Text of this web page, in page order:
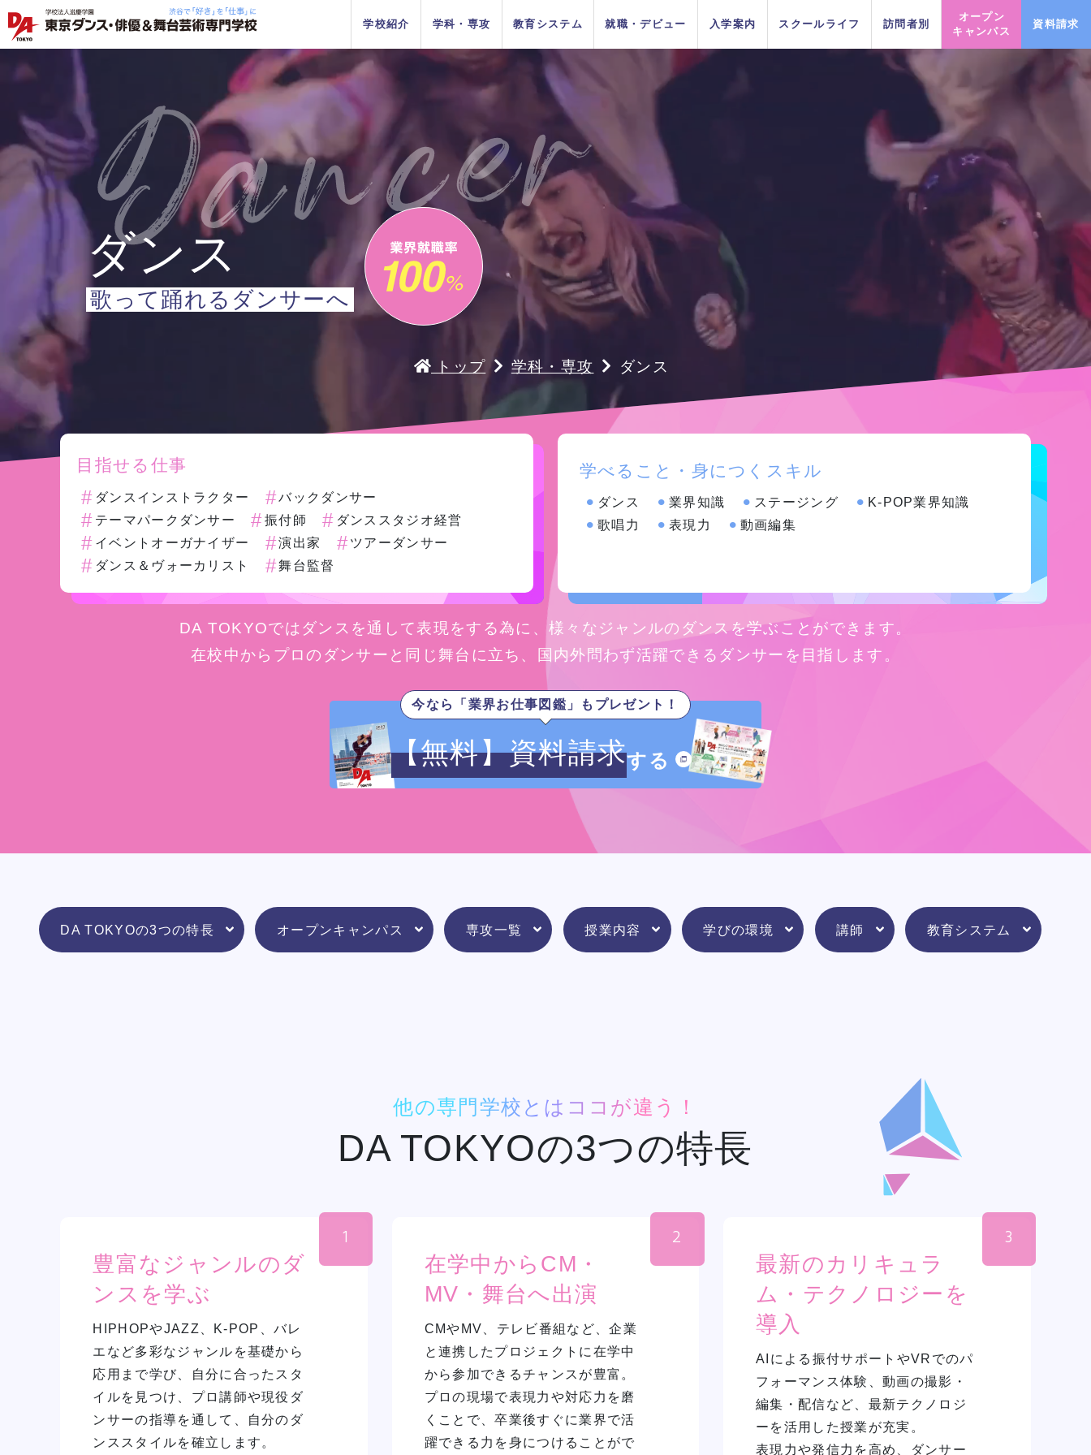
学校紹介
学校紹介
一覧を見る
私たちの目指す
人材育成
施設紹介 所在地&地図
DA TOKYOがお
専門学校と大学
の違い
よくある質問
ソーシャルメデ
情報公開 スタッフ募集
リンク集
PICK UP EVENT
三大テーマパークトリプルレッス
ン
スタイル別 K-POPトリプルレッ 河野駿介氏によるテーマパークダ
ンスレッスン
テーマパークダンスリレー
DA TOKYOのオープンキャンパ
スに参加してみよう！
ちょこっと
イベント一覧を見る
学科・専攻
学科・専攻
一覧を見る
K-POP
高校生のためのオンライ
ン進路選びサポート
PICK UP EVENT
三大テーマパークトリプルレッス
ン
スタイル別 K-POPトリプルレッ 河野駿介氏によるテーマパークダ
ンスレッスン
テーマパークダンスリレー
DA TOKYOのオープンキャンパ
スに参加してみよう！
ちょこっと
イベント一覧を見る
教育システム
教育システム
一覧を見る
企業プロジェク
ト
Wメジャーカリ
キュラム
講師紹介
海外実学教育シ
PICK UP EVENT
三大テーマパークトリプルレッス
ン
スタイル別 K-POPトリプルレッ 河野駿介氏によるテーマパークダ
ンスレッスン
テーマパークダンスリレー
DA TOKYOのオープンキャンパ
スに参加してみよう！
ちょこっと
イベント一覧を見る
就職・デビュー
就職・デビュー
一覧を見る
就職システム
デビューシステ
ム
卒業生×在校生
スペシャル対談
あなたの夢は何
PICK UP EVENT
三大テーマパークトリプルレッス
ン
スタイル別 K-POPトリプルレッ 河野駿介氏によるテーマパークダ
ンスレッスン
テーマパークダンスリレー
DA TOKYOのオープンキャンパ
スに参加してみよう！
ちょこっと
イベント一覧を見る
入学案内
入学案内
一覧を見る
AO入学
一般入学
11月1日
（日）出願
受付開始
推薦入学
10月1日
受付開始
社会人入学
9月1日
（火）出願
受付開始
編入学
出願受付
高等教育の修学
支援新制度
PICK UP EVENT
三大テーマパークトリプルレッス
ン
スタイル別 K-POPトリプルレッ 河野駿介氏によるテーマパークダ
ンスレッスン
テーマパークダンスリレー
DA TOKYOのオープンキャンパ
スに参加してみよう！
ちょこっと
イベント一覧を見る
スクールライフ
スクールライフ
一覧を見る
年間イベントス
ケジュール
DA TOKYOの在
校生
学生生活サポー
ト
DA TOKYOブログ 記事一覧
金澤有希総合プ
イドルグループ
「TSM」との
産学連携による
一弾が集大成！
俳優・声優専攻
舞台終了！
１年間の集大成
2024 JESC開
催！
PICK UP EVENT
三大テーマパークトリプルレッス
ン
スタイル別 K-POPトリプルレッ 河野駿介氏によるテーマパークダ
ンスレッスン
テーマパークダンスリレー
DA TOKYOのオープンキャンパ
スに参加してみよう！
ちょこっと
イベント一覧を見る
訪問者別
訪問者別
一覧を見る
保護者の方へ 留学生の方へ 高校の先生方へ
企業の方へ
PICK UP EVENT
三大テーマパークトリプルレッス
ン
スタイル別 K-POPトリプルレッ 河野駿介氏によるテーマパークダ
ンスレッスン
テーマパークダンスリレー
DA TOKYOのオープンキャンパ
スに参加してみよう！
ちょこっと
イベント一覧を見る
オープン
キャンパス
資料請求
ダンス
歌って踊れる ダンサーへ
トップ 学科・専攻 ダンス
目指せる仕事
# ダンスインストラクター #バックダンサー
# テーマパークダンサー #振付師 # ダンススタジオ経営
# イベントオーガナイザー #演出家 #ツアーダンサー
# ダンス＆ヴォーカリスト #舞台監督
学べること・身につくスキル
⚫︎ ダンス ⚫︎ 業界知識 ⚫︎ ステージング ⚫︎ K-POP業界知識
⚫︎ 歌唱力 ⚫︎ 表現力 ⚫︎ 動画編集
DA TOKYOではダンスを通して表現をする為に、様々なジャンルのダンスを学ぶことができます。
在校中からプロのダンサーと同じ舞台に立ち、国内外問わず活躍できるダンサーを目指します。
今なら「業界お仕事図鑑」もプレゼント！
【無料】資料請求する
DA TOKYOの3つの特長 オープンキャンパス 専攻一覧 授業内容 学びの環境 講師 教育システム
他の専門学校とはココが違う！
DA TOKYOの3つの特長
1
豊富なジャンルのダ
ンスを学ぶ
HIPHOPやJAZZ、K-POP、バレ
エなど多彩なジャンルを基礎から
応用まで学び、自分に合ったスタ
イルを見つけ、プロ講師や現役ダ
ンサーの指導を通して、自分のダ
ンススタイルを確立します。
2
在学中からCM・
MV・舞台へ出演
CMやMV、テレビ番組など、企業
と連携したプロジェクトに在学中
から参加できるチャンスが豊富。
プロの現場で表現力や対応力を磨
くことで、卒業後すぐに業界で活
躍できる力を身につけることがで
3
最新のカリキュラ
ム・テクノロジーを
導入
AIによる振付サポートやVRでのパ
フォーマンス体験、動画の撮影・
編集・配信など、最新テクノロジ
ーを活用した授業が充実。
表現力や発信力を高め、ダンサー
DA TOKYOのオープンキャンパスに参加してみよう！
イベント一覧を見る
学校紹介
学科・専攻